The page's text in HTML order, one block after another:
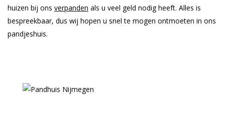
huizen bij ons verpanden als u veel geld nodig heeft. Alles is
bespreekbaar, dus wij hopen u snel te mogen ontmoeten in ons
pandjeshuis.